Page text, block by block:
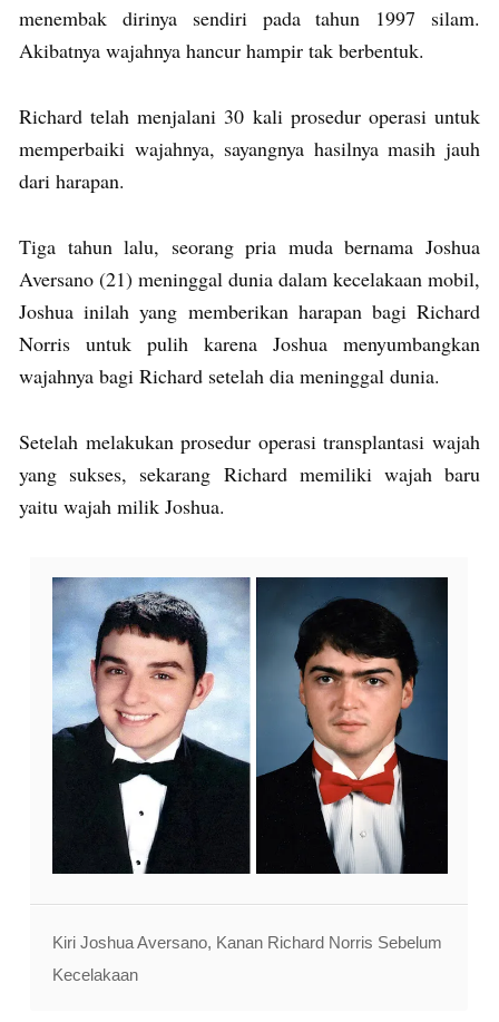
menembak dirinya sendiri pada tahun 1997 silam.
Akibatnya wajahnya hancur hampir tak berbentuk.
Richard telah menjalani 30 kali prosedur operasi untuk
memperbaiki wajahnya, sayangnya hasilnya masih jauh
dari harapan.
Tiga tahun lalu, seorang pria muda bernama Joshua
Aversano (21) meninggal dunia dalam kecelakaan mobil,
Joshua inilah yang memberikan harapan bagi Richard
Norris untuk pulih karena Joshua menyumbangkan
wajahnya bagi Richard setelah dia meninggal dunia.
Setelah melakukan prosedur operasi transplantasi wajah
yang sukses, sekarang Richard memiliki wajah baru
yaitu wajah milik Joshua.
Kiri Joshua Aversano, Kanan Richard Norris Sebelum
Kecelakaan